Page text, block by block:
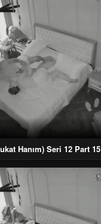
Hanım) Seri 12 Part 15